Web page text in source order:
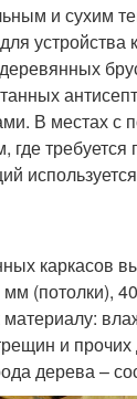
и сухим
устройства
В местах с
где
каркасов
(потолки),
и
дерева –